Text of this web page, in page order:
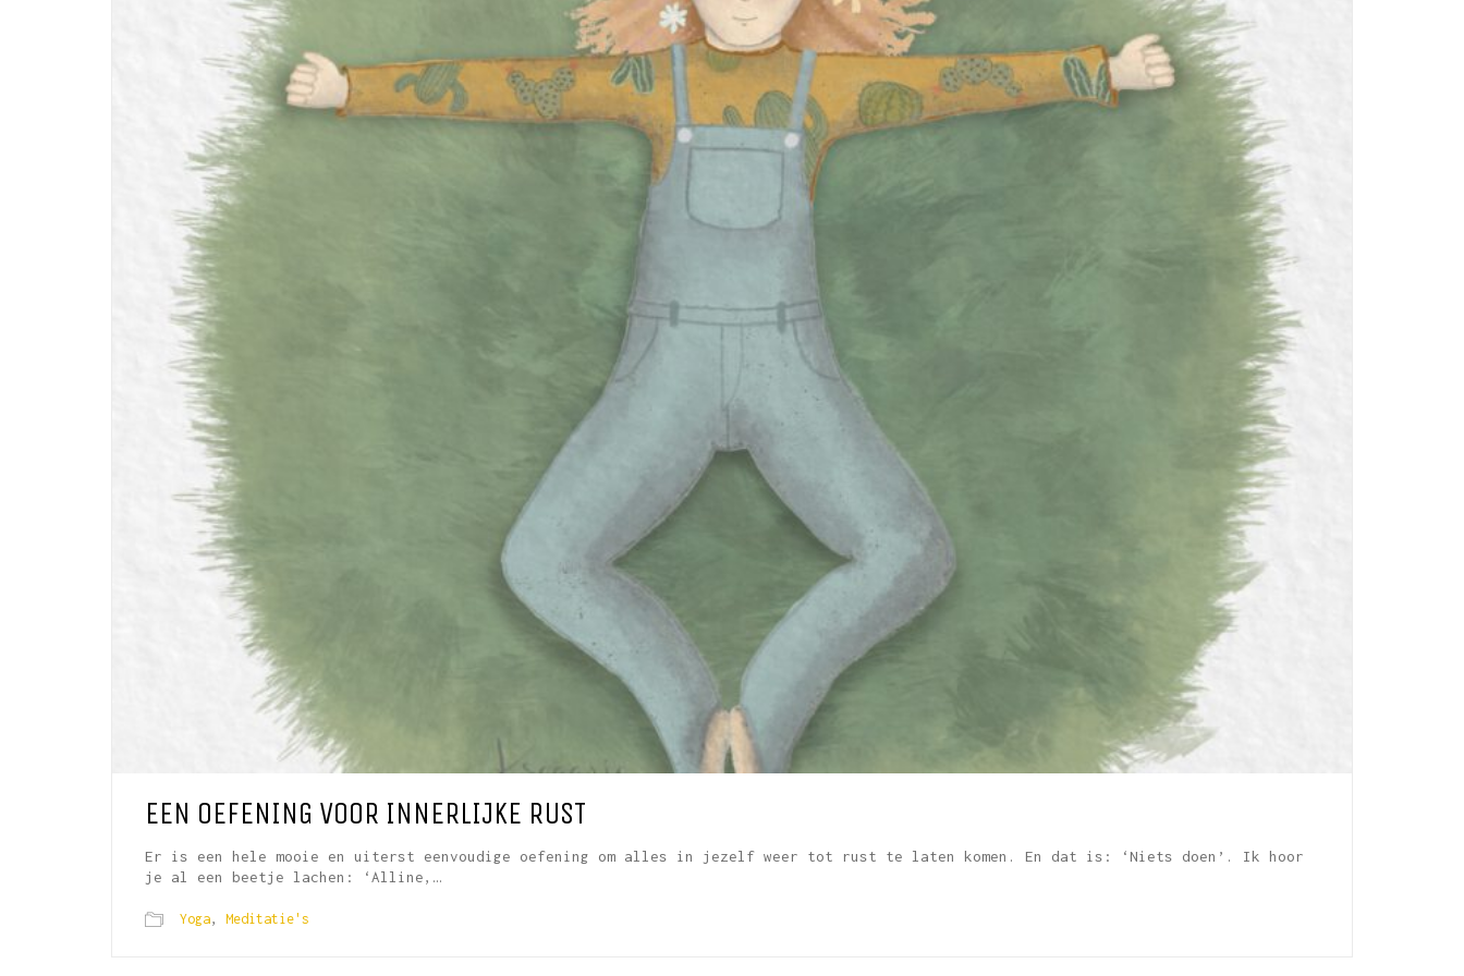
EEN OEFENING VOOR INNERLIJKE RUST
Er is een hele mooie en uiterst eenvoudige oefening om alles in jezelf weer tot rust te laten komen. En dat is: ‘Niets doen’. Ik hoor
je al een beetje lachen: ‘Alline,…
Yoga, Meditatie's